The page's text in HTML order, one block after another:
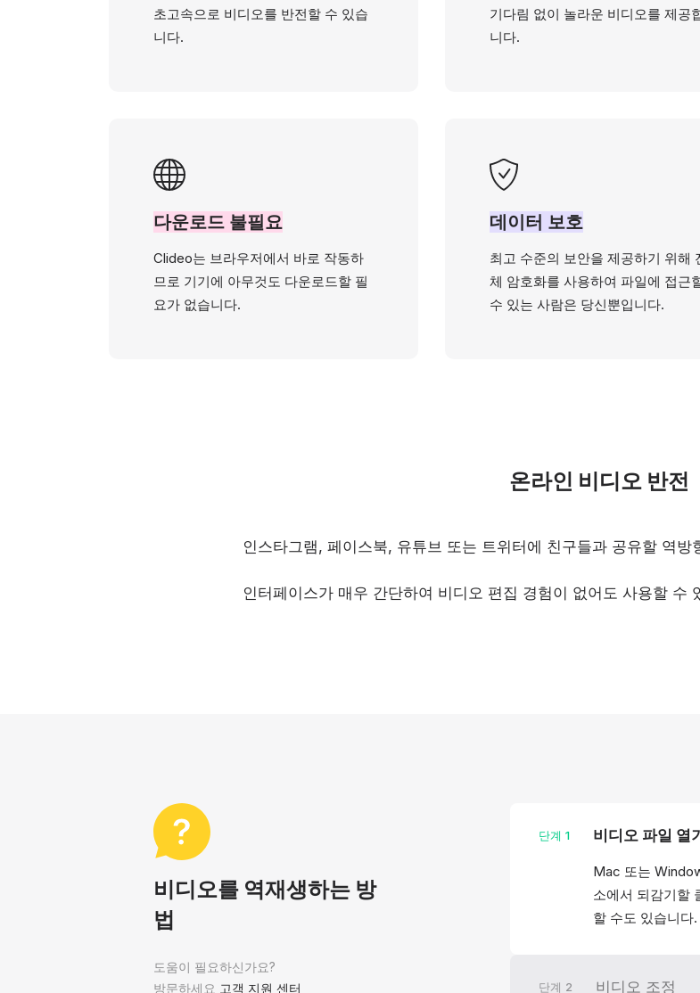
초고속으로 비디오를 반전할 수 있습
니다.
기다림 없이 놀라운 비디오를 제공
니다.
다운로드 불필요
Clideo는 브라우저에서 바로 작동하
므로 기기에 아무것도 다운로드할 필
요가 없습니다.
데이터 보호
최고 수준의 보안을 제공하기 위해
체 암호화를 사용하여 파일에 접근
수 있는 사람은 당신뿐입니다.
온라인 비디오 반전
인스타그램, 페이스북, 유튜브 또는 트위터에 친구들과 공유할 역방
인터페이스가 매우 간단하여 비디오 편집 경험이 없어도 사용할 수
비디오를 역재생하는 방
법
도움이 필요하신가요?
방문하세요 고객 지원 센터
단계 1 비디오 파일 열기
Mac 또는
소에서 되감기할
할 수도 있습니다.
단계 2 비디오 조정